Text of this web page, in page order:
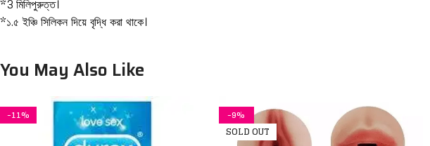
*3 মিলিপুরুত্ত।
*১.৫ ইঞ্চি সিলিকন দিয়ে বৃদ্ধি করা থাকে।
You May Also Like
-11%
-9%
SOLD OUT